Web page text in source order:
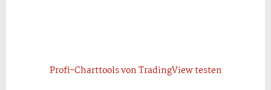
Profi-Charttools von TradingView testen